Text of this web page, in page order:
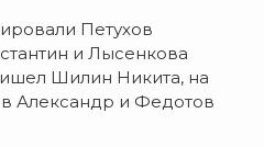
Петухов
и Лысенкова
Шилин Никита, на
Александр и Федотов